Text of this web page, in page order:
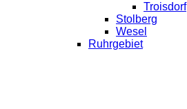
Troisdorf
Stolberg
Wesel
Ruhrgebiet